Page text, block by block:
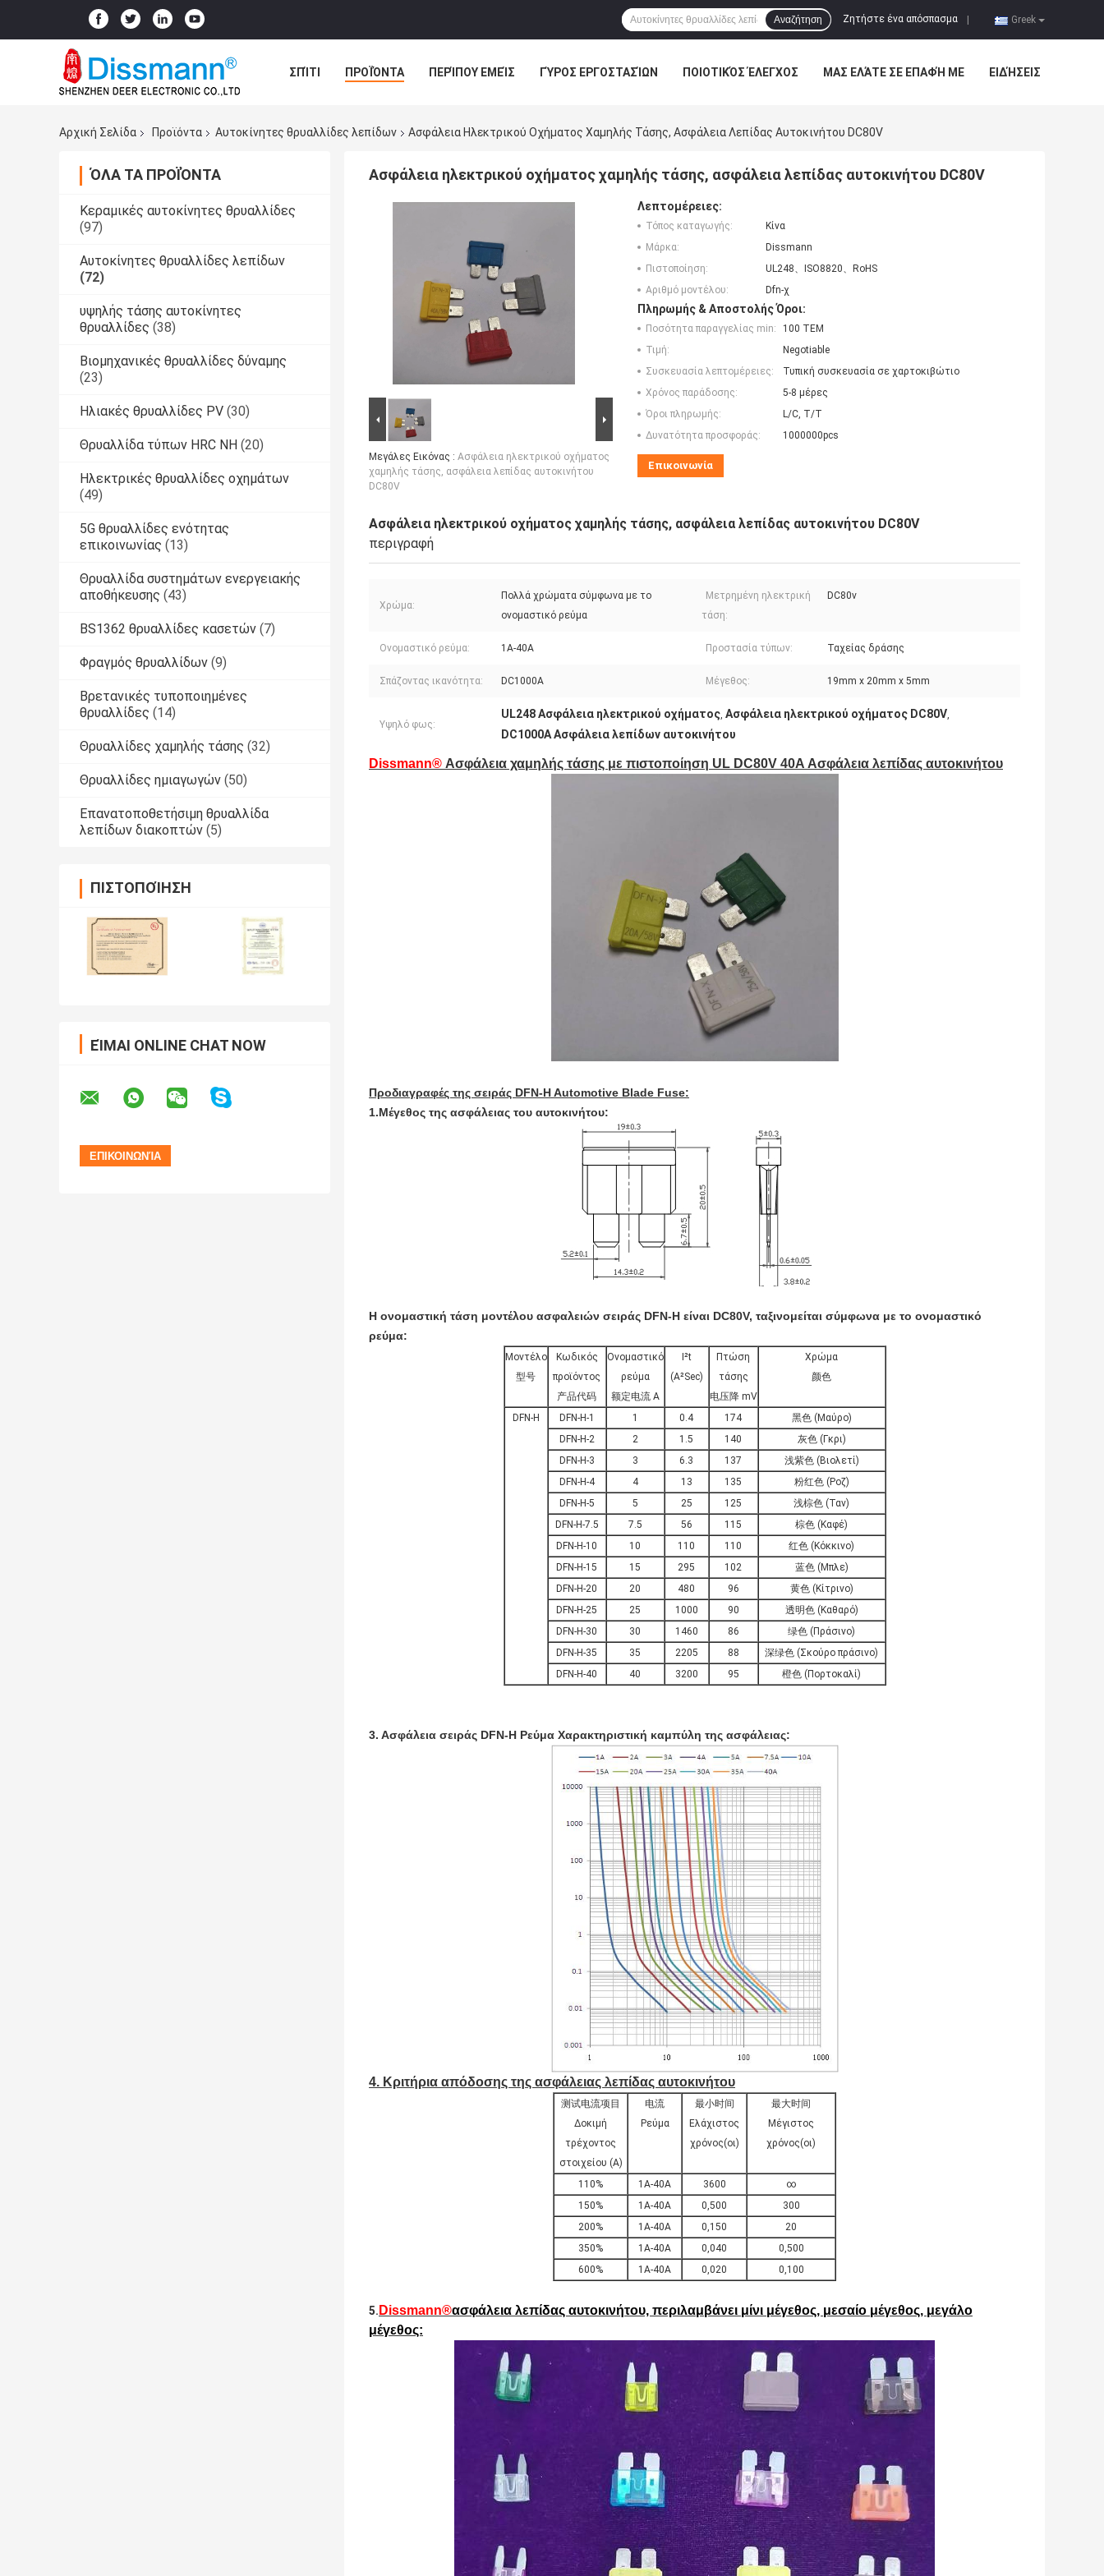
Greek
Ζητήστε ένα απόσπασμα
Αναζήτηση
ΣΠΊΤΙ ΠΡΟΪΌΝΤΑ ΠΕΡΊΠΟΥ ΕΜΕΊΣ ΓΎΡΟΣ ΕΡΓΟΣΤΑΣΊΩΝ ΠΟΙΟΤΙΚΌΣ ΈΛΕΓΧΟΣ ΜΑΣ ΕΛΆΤΕ ΣΕ ΕΠΑΦΉ ΜΕ ΕΙΔΉΣΕΙΣ
Αρχική Σελίδα
Προϊόντα Αυτοκίνητες θρυαλλίδες λεπίδων Ασφάλεια Ηλεκτρικού Οχήματος Χαμηλής Τάσης, Ασφάλεια Λεπίδας Αυτοκινήτου DC80V
ΌΛΑ ΤΑ ΠΡΟΪΌΝΤΑ
Κεραμικές αυτοκίνητες θρυαλλίδες
(97)
Αυτοκίνητες θρυαλλίδες λεπίδων
(72)
υψηλής τάσης αυτοκίνητες
θρυαλλίδες (38)
Βιομηχανικές θρυαλλίδες δύναμης
(23)
Ηλιακές θρυαλλίδες PV (30)
Θρυαλλίδα τύπων HRC NH (20)
Ηλεκτρικές θρυαλλίδες οχημάτων
(49)
5G θρυαλλίδες ενότητας
επικοινωνίας (13)
Θρυαλλίδα συστημάτων ενεργειακής
αποθήκευσης (43)
BS1362 θρυαλλίδες κασετών (7)
Φραγμός θρυαλλίδων (9)
Βρετανικές τυποποιημένες
θρυαλλίδες (14)
Θρυαλλίδες χαμηλής τάσης (32)
Θρυαλλίδες ημιαγωγών (50)
Επανατοποθετήσιμη θρυαλλίδα
λεπίδων διακοπτών (5)
ΠΙΣΤΟΠΟΊΗΣΗ
ΕΊΜΑΙ ONLINE CHAT NOW
Ασφάλεια ηλεκτρικού οχήματος χαμηλής τάσης, ασφάλεια λεπίδας αυτοκινήτου DC80V
Μεγάλες Εικόνας : Ασφάλεια ηλεκτρικού οχήματος
χαμηλής τάσης, ασφάλεια λεπίδας αυτοκινήτου
DC80V
Λεπτομέρειες:
Τόπος καταγωγής:
Κίνα
Μάρκα:
Dissmann
Πιστοποίηση:
UL248、ISO8820、RoHS
Αριθμό μοντέλου:
Dfn-χ
Πληρωμής & Αποστολής Όροι:
Ποσότητα παραγγελίας min:
100 ΤΕΜ
Τιμή:
Negotiable
Συσκευασία λεπτομέρειες:
Τυπική συσκευασία σε χαρτοκιβώτιο
Χρόνος παράδοσης:
5-8 μέρες
Όροι πληρωμής:
L/C, T/T
Δυνατότητα προσφοράς:
1000000pcs
Επικοινωνία
Ασφάλεια ηλεκτρικού οχήματος χαμηλής τάσης, ασφάλεια λεπίδας αυτοκινήτου DC80V
περιγραφή
Χρώμα:
Πολλά χρώματα σύμφωνα με το
ονομαστικό ρεύμα
Μετρημένη ηλεκτρική
τάση:
DC80v
Ονομαστικό ρεύμα: 1A-40A Προστασία τύπων: Ταχείας δράσης
Σπάζοντας ικανότητα: DC1000A Μέγεθος: 19mm x 20mm x 5mm
Υψηλό φως:
UL248 Ασφάλεια ηλεκτρικού οχήματος, Ασφάλεια ηλεκτρικού οχήματος DC80V,
DC1000A Ασφάλεια λεπίδων αυτοκινήτου
Dissmann® Ασφάλεια χαμηλής τάσης με πιστοποίηση UL DC80V 40A Ασφάλεια λεπίδας αυτοκινήτου
Προδιαγραφές της σειράς DFN-H Automotive Blade Fuse:
1.Μέγεθος της ασφάλειας του αυτοκινήτου:
Η ονομαστική τάση μοντέλου ασφαλειών σειράς DFN-H είναι DC80V, ταξινομείται σύμφωνα με το ονομαστικό
ρεύμα:
Μοντέλο
型号
Κωδικός
προϊόντος
产品代码
Ονομαστικό
ρεύμα
额定电流 Α
I²t
(A²Sec)
Πτώση
τάσης
电压降 mV
Χρώμα
颜色
DFN-H DFN-H-1 1 0.4 174
黑色 (Μαύρο)
DFN-H-2
2 1.5 140
灰色 (Γκρι)
DFN-H-3
3 6.3 137
浅紫色 (Βιολετί)
DFN-H-4
4 13 135
粉红色 (Ροζ)
DFN-H-5
5 25 125
浅棕色 (Ταν)
DFN-H-7.5
7.5 56 115
棕色 (Καφέ)
DFN-H-10
10 110 110
红色 (Κόκκινο)
DFN-H-15
15 295 102
蓝色 (Μπλε)
DFN-H-20
20 480 96
黄色 (Κίτρινο)
DFN-H-25
25 1000 90
透明色 (Καθαρό)
DFN-H-30
30 1460 86
绿色 (Πράσινο)
DFN-H-35
35 2205 88
深绿色 (Σκούρο πράσινο)
DFN-H-40
40 3200 95 橙色 (Πορτοκαλί)
3. Ασφάλεια σειράς DFN-H Ρεύμα Χαρακτηριστική καμπύλη της ασφάλειας:
4. Κριτήρια απόδοσης της ασφάλειας λεπίδας αυτοκινήτου
测试电流项目
Δοκιμή
τρέχοντος
στοιχείου (Α)
电流
Ρεύμα
最小时间
Ελάχιστος
χρόνος(οι)
最大时间
Μέγιστος
χρόνος(οι)
110% 1Α-40Α 3600
∞
150%
1Α-40Α 0,500
300
200%
1Α-40Α 0,150
20
350%
1Α-40Α 0,040
0,500
600%
1Α-40Α 0,020 0,100
5. Dissmann®ασφάλεια λεπίδας αυτοκινήτου, περιλαμβάνει μίνι μέγεθος, μεσαίο μέγεθος, μεγάλο
μέγεθος: